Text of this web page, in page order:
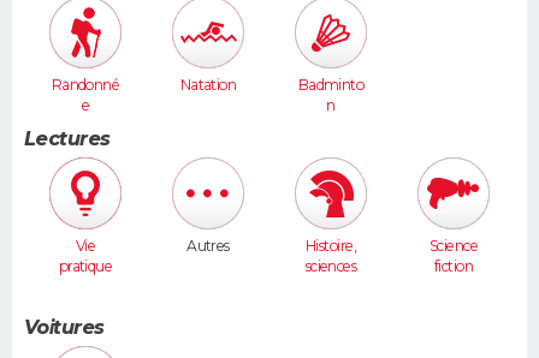
Randonné
e
Natation
Badminto
n
Lectures
Vie
pratique
Autres
Histoire,
sciences
Science
fiction
Voitures